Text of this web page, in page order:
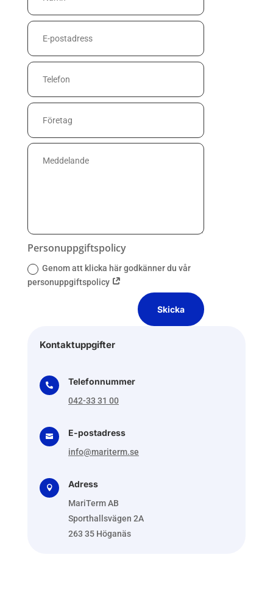
Personuppgiftspolicy
Genom att klicka här godkänner du vår
personuppgiftspolicy
Skicka
Kontaktuppgifter
 Telefonnummer
042-33 31 00
 E-postadress
info@mariterm.se
 Adress
MariTerm AB
Sporthallsvägen 2A
263 35 Höganäs